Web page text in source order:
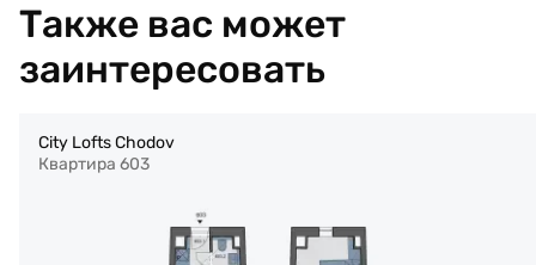
Также вас может
заинтересовать
City Lofts Chodov
Квартира 603